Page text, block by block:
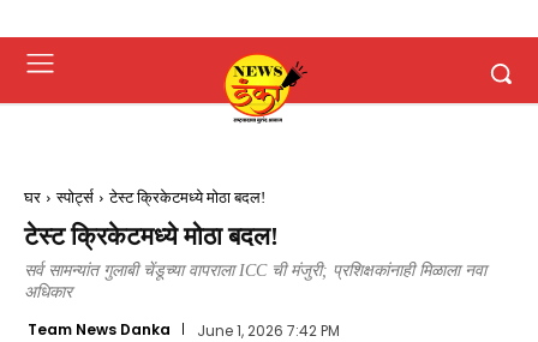
घर स्पोर्ट्स टेस्ट क्रिकेटमध्ये मोठा बदल!
टेस्ट क्रिकेटमध्ये मोठा बदल!
सर्व सामन्यांत गुलाबी चेंडूच्या वापराला ICC ची मंजुरी; प्रशिक्षकांनाही मिळाला नवा
अधिकार
Team News Danka June 1, 2026 7:42 PM